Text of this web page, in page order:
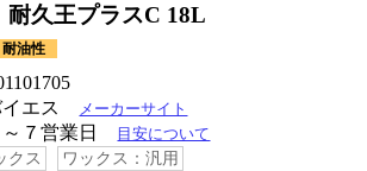
久王プラスC 18L
耐油性
イエス
メーカーサイト
～７営業日 目安について
クス
ワックス：汎用